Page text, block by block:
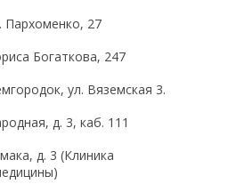
Пархоменко, 27
Богаткова, 247
ул. Вяземская 3.
д. 3, каб. 111
д. 3 (Клиника